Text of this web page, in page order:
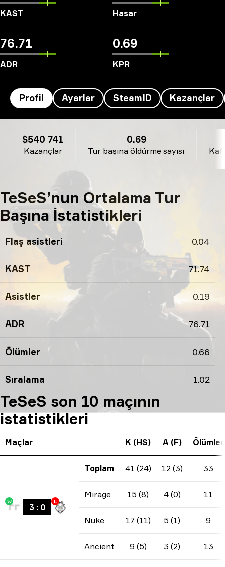
KAST Hasar
76.71
ADR
0.69
KPR
Profil Ayarlar SteamID Kazançlar
Kazançlar
$540 741
Tur başına öldürme sayısı
0.69
TeSeS’nun Ortalama Tur
Başına İstatistikleri
Flaş asistleri 0.04
KAST 71.74
Asistler 0.19
ADR 76.71
Ölümler 0.66
Sıralama 1.02
TeSeS son 10 maçının
istatistikleri
Maçlar K (HS) A (F) Ölümler
W
3: 0
L
Toplam 41 (24) 12 (3) 33
Mirage 15 (8) 4 (0) 11
Nuke 17 (11) 5 (1) 9
Ancient 9 (5) 3 (2) 13